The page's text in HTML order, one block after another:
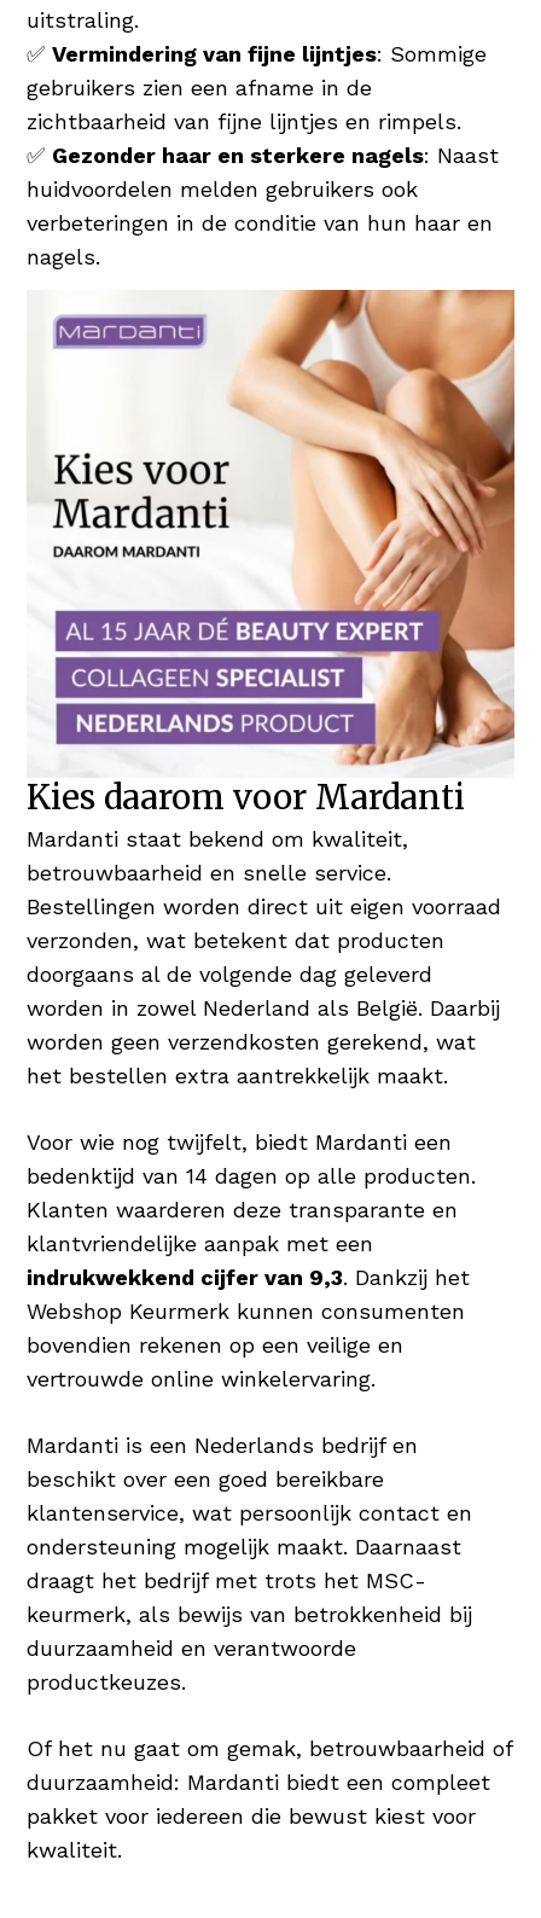
uitstraling.
✅Vermindering van fijne lijntjes: Sommige
gebruikers zien een afname in de
zichtbaarheid van fijne lijntjes en rimpels.
✅ Gezonder haar en sterkere nagels: Naast
huidvoordelen melden gebruikers ook
verbeteringen in de conditie van hun haar en
nagels.
Kies daarom voor Mardanti
Mardanti staat bekend om kwaliteit,
betrouwbaarheid en snelle service.
Bestellingen worden direct uit eigen voorraad
verzonden, wat betekent dat producten
doorgaans al de volgende dag geleverd
worden in zowel Nederland als België. Daarbij
worden geen verzendkosten gerekend, wat
het bestellen extra aantrekkelijk maakt.
Voor wie nog twijfelt, biedt Mardanti een
bedenktijd van 14 dagen op alle producten.
Klanten waarderen deze transparante en
klantvriendelijke aanpak met een
indrukwekkend cijfer van 9,3. Dankzij het
Webshop Keurmerk kunnen consumenten
bovendien rekenen op een veilige en
vertrouwde online winkelervaring.
Mardanti is een Nederlands bedrijf en
beschikt over een goed bereikbare
klantenservice, wat persoonlijk contact en
ondersteuning mogelijk maakt. Daarnaast
draagt het bedrijf met trots het MSC-
keurmerk, als bewijs van betrokkenheid bij
duurzaamheid en verantwoorde
productkeuzes.
Of het nu gaat om gemak, betrouwbaarheid of
duurzaamheid: Mardanti biedt een compleet
pakket voor iedereen die bewust kiest voor
kwaliteit.